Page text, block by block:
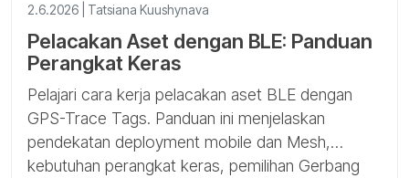
2.6.2026 | Tatsiana Kuushynava
Pelacakan Aset dengan BLE: Panduan
Perangkat Keras
Pelajari cara kerja pelacakan aset BLE dengan
GPS-Trace Tags. Panduan ini menjelaskan
pendekatan deployment mobile dan Mesh,
kebutuhan perangkat keras, pemilihan Gerbang